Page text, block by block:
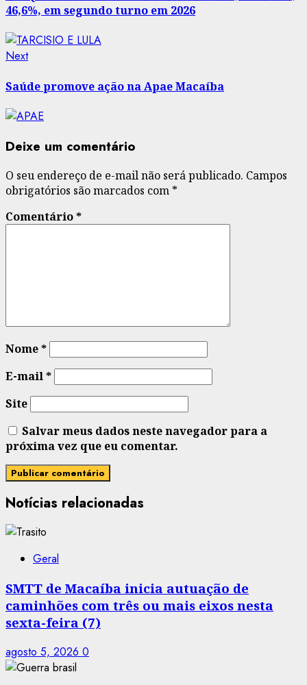
46,6%, em segundo turno em 2026
NextNext
Saúde promove ação na Apae Macaíba
Deixe um comentário
O seu endereço de e-mail não será publicado. Campos
obrigatórios são marcados com *
Comentário*
Nome*
E-mail*
Site
Salvar meus dados neste navegador para a
próxima vez que eu comentar.
Notícias relacionadas
Geral
SMTT de Macaíba inicia autuação de
caminhões com três ou mais eixos nesta
sexta-feira (7)
agosto 5, 2026 0